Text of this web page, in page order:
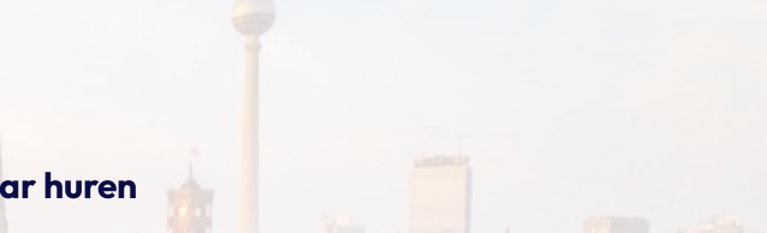
huren